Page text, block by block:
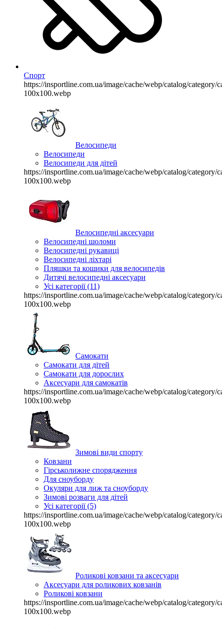
Спорт
https://insportline.com.ua/image/cache/webp/catalog/category/
100x100.webp
Велосипеди
Велосипеди
Велосипеди для дітей
https://insportline.com.ua/image/cache/webp/catalog/category/
100x100.webp
Велосипедні аксесуари
Велосипедні шоломи
Велосипедні рукавиці
Велосипедні ліхтарі
Пляшки та кошики для велосипедів
Дитячі велосипедні аксесуари
Усі категорії (11)
https://insportline.com.ua/image/cache/webp/catalog/category/
100x100.webp
Самокати
Самокати для дітей
Самокати для дорослих
Аксесуари для самокатів
https://insportline.com.ua/image/cache/webp/catalog/category/
100x100.webp
Зимові види спорту
Ковзани
Гірськолижне спорядження
Для сноуборду
Окуляри для лиж та сноуборду
Зимові розваги для дітей
Усі категорії (5)
https://insportline.com.ua/image/cache/webp/catalog/category/
100x100.webp
Роликові ковзани та аксесуари
Аксесуари для роликових ковзанів
Роликові ковзани
https://insportline.com.ua/image/cache/webp/catalog/category/
100x100.webp